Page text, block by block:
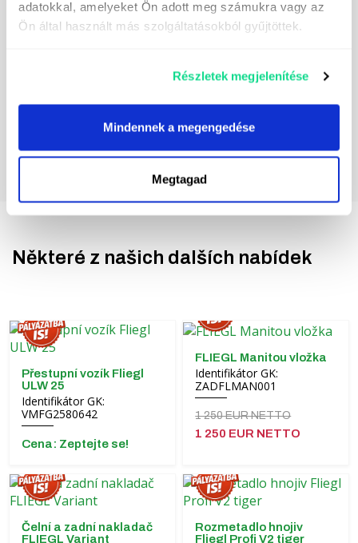
adatokkal, amelyeket Ön adott meg számukra vagy az
Ön által használt más szolgáltatásokból gyűjtöttek.
Részletek megjelenítése
Mindennek a megengedése
Megtagad
účelem zasílání přímých marketingových sdělení.
Kontaktní údaje správce údajů naleznetezde.
Některé z našich dalších nabídek
Přestupní vozík Fliegl
ULW 25
Identifikátor GK:
VMFG2580642
Cena: Zeptejte se!
FLIEGL Manitou vložka
Identifikátor GK:
ZADFLMAN001
1 250 EUR NETTO
1 250 EUR NETTO
Čelní a zadní nakladač
FLIEGL Variant
Rozmetadlo hnojiv
Fliegl Profi V2 tiger